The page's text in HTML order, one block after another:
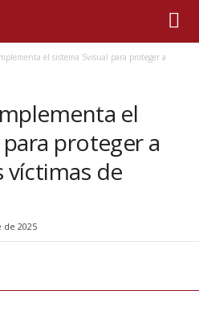
el sistema Svisual para proteger a
el
proteger a
víctimas de
2025